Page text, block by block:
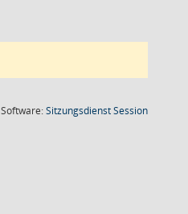
Software:SitzungsdienstSession(Wird in